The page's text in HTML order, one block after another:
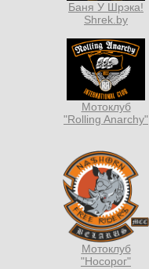
Баня У Шрэка!
Shrek.by
Мотоклуб
"Rolling Anarchy"
Мотоклуб
"Носорог"